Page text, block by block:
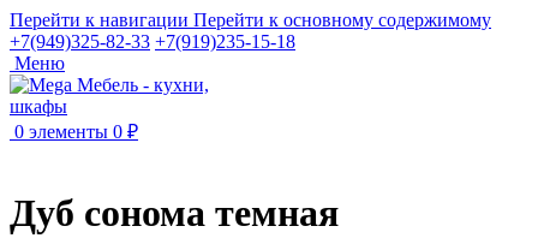
Перейти к навигации Перейти к основному содержимому
+7(949)325-82-33 +7(919)235-15-18
Меню
0 элементы 0 ₽
Дуб сонома темная